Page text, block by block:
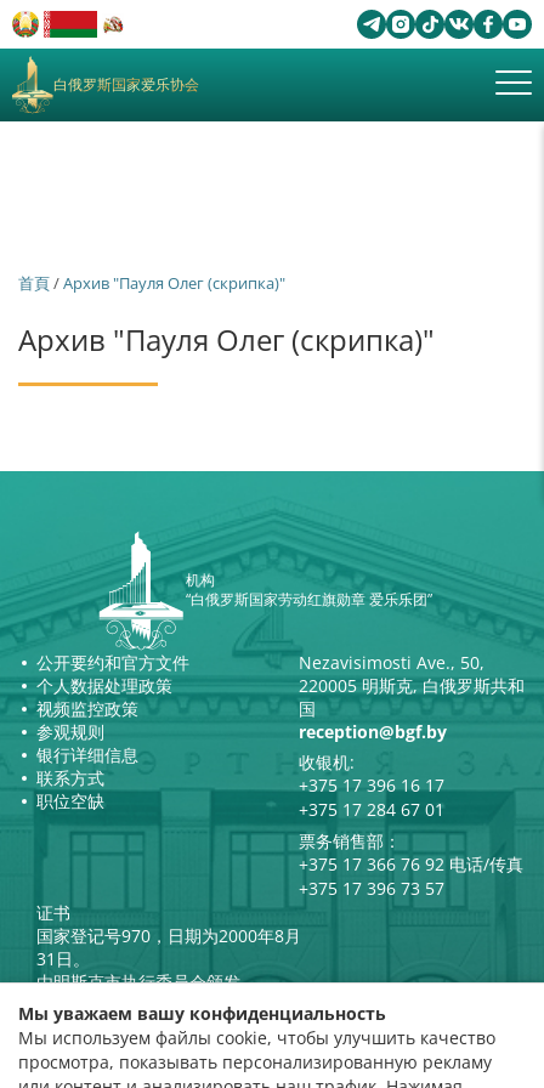
白俄罗斯国家爱乐协会
首頁/Архив "Пауля Олег (скрипка)"
Архив "Пауля Олег (скрипка)"
机构
“白俄罗斯国家劳动红旗勋章 爱乐乐团”
公开要约和官方文件
个人数据处理政策
视频监控政策
参观规则
银行详细信息
联系方式
职位空缺
Nezavisimosti Ave., 50,
220005 明斯克, 白俄罗斯共和
国
reception@bgf.by
收银机:
+375 17 396 16 17
+375 17 284 67 01
票务销售部：
+375 17 366 76 92 电话/传真
+375 17 396 73 57
证书
国家登记号970，日期为2000年8月
31日。
由明斯克市执行委员会颁发。
白俄罗斯共和国总统官方互联网
白俄罗斯共和国文化部
门户网站
评级评估
Мы уважаем вашу конфиденциальность
Мы используем файлы cookie, чтобы улучшить качество
просмотра, показывать персонализированную рекламу